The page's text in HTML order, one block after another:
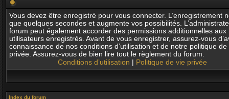
Vous devez être enregistré pour vous connecter. L’enregistrement
que quelques secondes et augmente vos possibilités.
forum peut également accorder des permissions additionnelles aux
utilisateurs enregistrés. Avant de vous enregistrer, assurez-vous
connaissance de nos conditions d’utilisation et de notre politique de
privée. Assurez-vous de bien lire tout le règlement du forum.
Conditions d’utilisation
Politique de vie privée
Index du forum